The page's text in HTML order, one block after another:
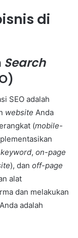
di
Search
SEO adalah
website Anda
(mobile-
keyword, on-page
), dan off-page
alat
dan melakukan
Anda adalah